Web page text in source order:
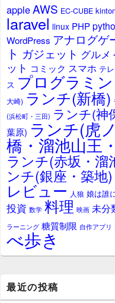
ジ
ッ
ト
appleAWS EC-CUBE
laravel linux PHP
WordPress アナログゲ
ト ガジェット グルメ
ット コミック スマホ テ
ス プログラミ
大崎) ランチ(新橋)
(浜松町・三田) ランチ(神
葉原) ランチ(虎
橋・溜池山王
ランチ(赤坂・溜
ンチ(銀座・築地)
レビュー 人狼 娘は誰
投資 数学 料理 映画 未分
ラーニング 糖質制限 自作アプリ
べ歩き
最近の投稿